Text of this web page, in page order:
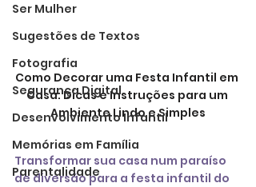
Ser Mulher
Sugestões de Textos
Fotografia
Segurança Digital
Desenvolvimento Infantil
Memórias em Família
Parentalidade
Como Decorar uma Festa Infantil em
Casa: Dicas e Instruções para um
Ambiente Lindo e Simples
Transformar sua casa num paraíso
de diversão para a festa infantil do